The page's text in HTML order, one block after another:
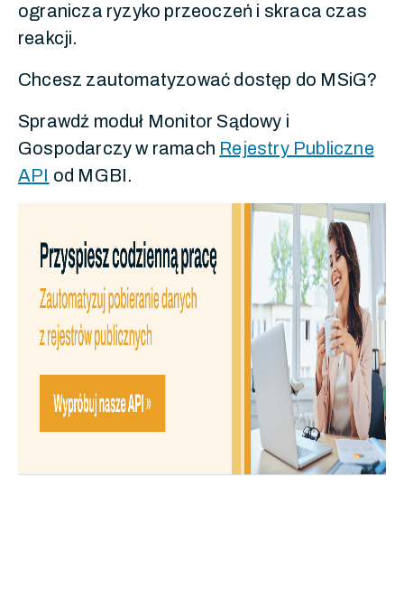
ogranicza ryzyko przeoczeń i skraca czas
reakcji.
Chcesz zautomatyzować dostęp do MSiG?
Sprawdź moduł Monitor Sądowy i
Gospodarczy w ramach Rejestry Publiczne
API od MGBI.